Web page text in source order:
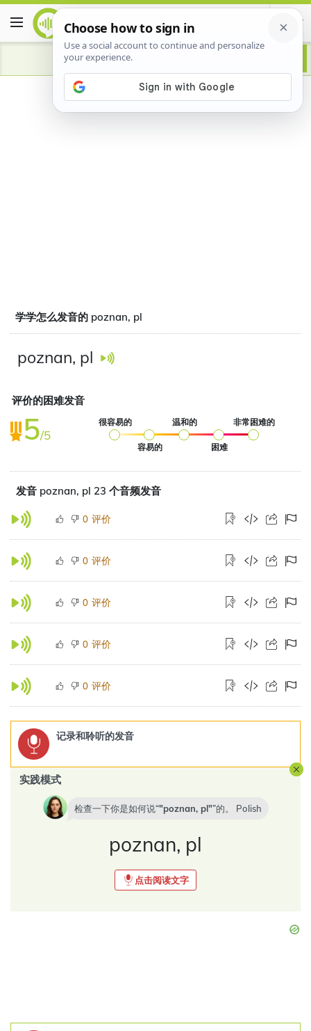
Advertisement
学学怎么发音的 poznan, pl
poznan, pl
评价的困难发音
5/5
很容易的
容易的
温和的
困难
非常困难的
发音 poznan, pl 23 个音频发音
0 评价
0 评价
0 评价
0 评价
0 评价
记录和聆听的发音
实践模式
检查一下你是如何说“ poznan, pl ”的。 Polish
poznan, pl
点击阅读文字